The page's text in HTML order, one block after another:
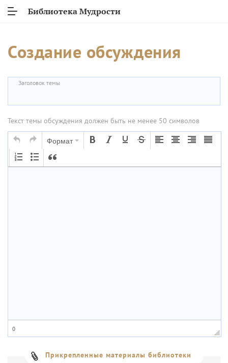
Библиотека Мудрости
Создание обсуждения
Заголовок темы
Текст темы обсуждения должен быть не менее 50 символов
Формат
0
Прикрепленные материалы библиотеки